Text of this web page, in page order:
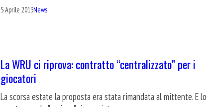
5 Aprile 2013News
La WRU ci riprova: contratto “centralizzato” per i
giocatori
La scorsa estate la proposta era stata rimandata al mittente. E lo